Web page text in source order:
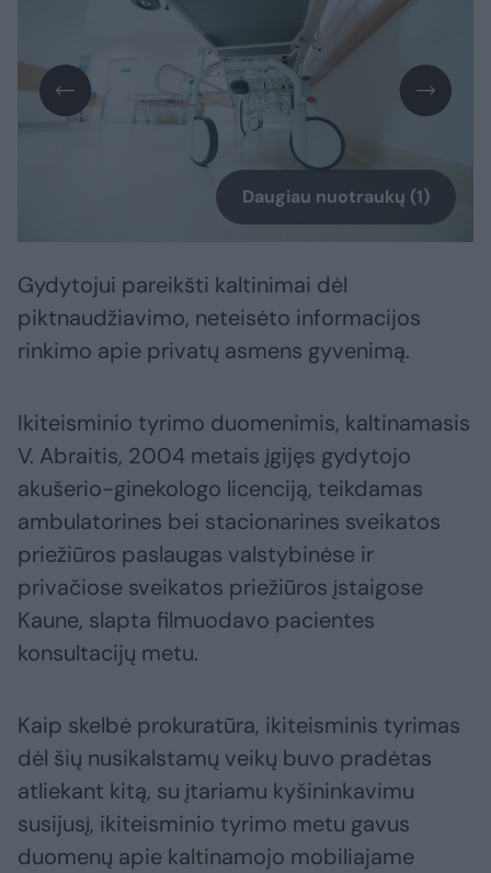
Daugiau nuotraukų (1)
Gydytojui pareikšti kaltinimai dėl
piktnaudžiavimo, neteisėto informacijos
rinkimo apie privatų asmens gyvenimą.
Ikiteisminio tyrimo duomenimis, kaltinamasis
V. Abraitis, 2004 metais įgijęs gydytojo
akušerio-ginekologo licenciją, teikdamas
ambulatorines bei stacionarines sveikatos
priežiūros paslaugas valstybinėse ir
privačiose sveikatos priežiūros įstaigose
Kaune, slapta filmuodavo pacientes
konsultacijų metu.
Kaip skelbė prokuratūra, ikiteisminis tyrimas
dėl šių nusikalstamų veikų buvo pradėtas
atliekant kitą, su įtariamu kyšininkavimu
susijusį, ikiteisminio tyrimo metu gavus
duomenų apie kaltinamojo mobiliajame